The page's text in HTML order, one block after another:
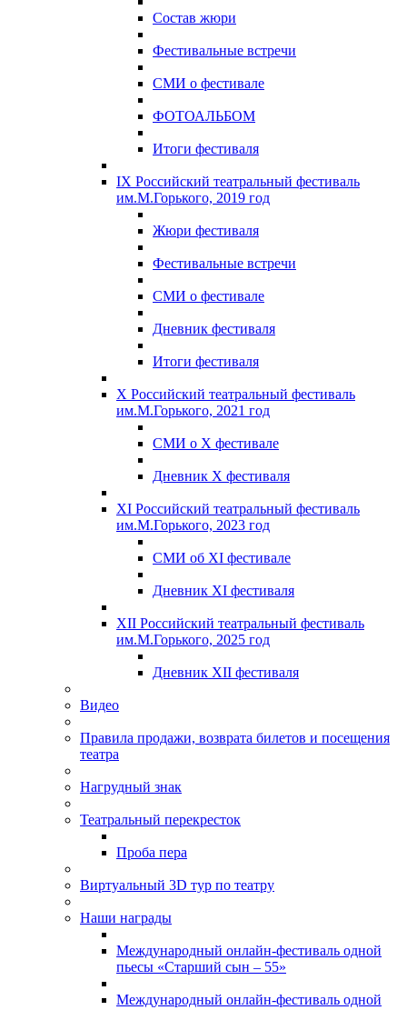
Состав жюри
Фестивальные встречи
СМИ о фестивале
ФОТОАЛЬБОМ
Итоги фестиваля
IX Российский театральный фестиваль
им.М.Горького, 2019 год
Жюри фестиваля
Фестивальные встречи
СМИ о фестивале
Дневник фестиваля
Итоги фестиваля
X Российский театральный фестиваль
им.М.Горького, 2021 год
СМИ о X фестивале
Дневник X фестиваля
XI Российский театральный фестиваль
им.М.Горького, 2023 год
СМИ об XI фестивале
Дневник XI фестиваля
XII Российский театральный фестиваль
им.М.Горького, 2025 год
Дневник XII фестиваля
Видео
Правила продажи, возврата билетов и посещения
театра
Нагрудный знак
Театральный перекресток
Проба пера
Виртуальный 3D тур по театру
Наши награды
Международный онлайн-фестиваль одной
пьесы «Старший сын – 55»
Международный онлайн-фестиваль одной